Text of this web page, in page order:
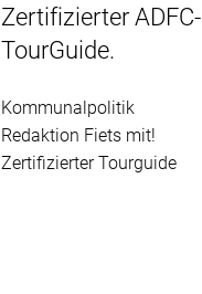
Zertifizierter ADFC-
TourGuide.
Kommunalpolitik
Redaktion Fiets mit!
Zertifizierter Tourguide